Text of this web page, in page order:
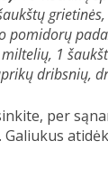
pomidorų
1
dribsnių,
per
Galiukus